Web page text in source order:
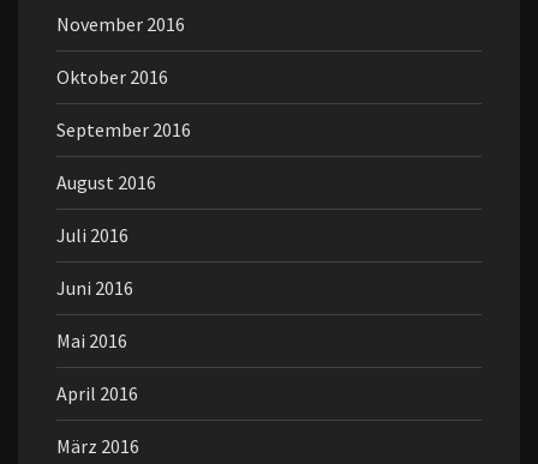
November 2016
Oktober 2016
September 2016
August 2016
Juli 2016
Juni 2016
Mai 2016
April 2016
März 2016